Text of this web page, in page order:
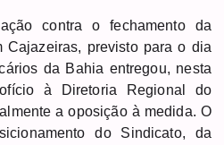
contra o fechamento da
Cajazeiras, previsto para o dia
da Bahia entregou, nesta
à Diretoria Regional do
a oposição à medida. O
do Sindicato, da